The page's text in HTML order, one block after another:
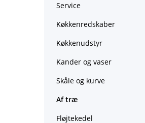
Service
Køkkenredskaber
Køkkenudstyr
Kander og vaser
Skåle og kurve
Af træ
Fløjtekedel